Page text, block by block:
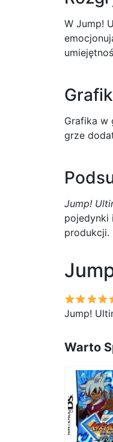
W Jump!
Grafika w
grze
Jump!
pojedynki
produkcji.
Jump!
Warto